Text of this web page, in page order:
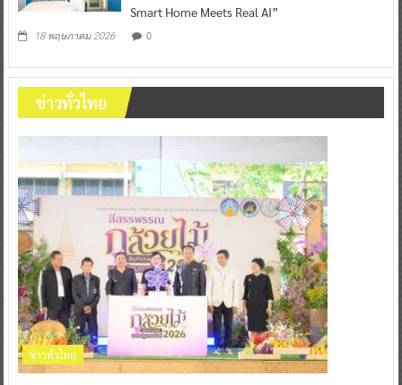
Smart Home Meets Real AI”
18 พฤษภาคม 2026 0
ข่าวทั่วไทย
ข่าวทั่วไทย